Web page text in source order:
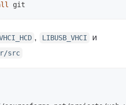
, LIBUSB_VHCI и
src